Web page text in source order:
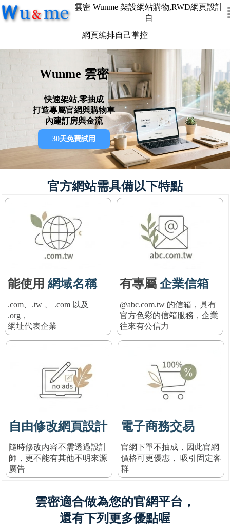
雲密 Wunme 架設網站購物,RWD網頁設計
自
網頁編排自己掌控
Wunme 雲密
快速架站,零抽成
打造專屬官網與購物車
內建訂房與金流
30天免費試用
官方網站需具備以下特點
能使用 網域名稱
.com、.tw 、 .com 以及
.org，
網址代表企業
有專屬 企業信箱
@abc.com.tw 的信箱，具有
官方色彩的信箱服務 ， 企業
往來有公信力
自由修改網頁設計
隨時修改內容不需透過設計
師，更不能有其他不明來源
廣告
電子商務交易
官網下單不抽成，因此官網
價格可更優惠， 吸引固定客
群
雲密適合做為您的官網平台，
還有下列更多優點喔